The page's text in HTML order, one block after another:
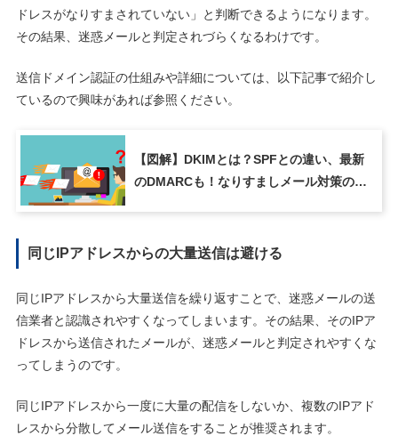
ドレスがなりすまされていない」と判断できるようになります。
その結果、迷惑メールと判定されづらくなるわけです。
送信ドメイン認証の仕組みや詳細については、以下記事で紹介し
ているので興味があれば参照ください。
【図解】DKIMとは？SPFとの違い、最新
のDMARCも！なりすましメール対策の仕
同じIPアドレスからの大量送信は避ける
同じIPアドレスから大量送信を繰り返すことで、迷惑メールの送
信業者と認識されやすくなってしまいます。その結果、そのIPア
ドレスから送信されたメールが、迷惑メールと判定されやすくな
ってしまうのです。
同じIPアドレスから一度に大量の配信をしないか、複数のIPアド
レスから分散してメール送信をすることが推奨されます。